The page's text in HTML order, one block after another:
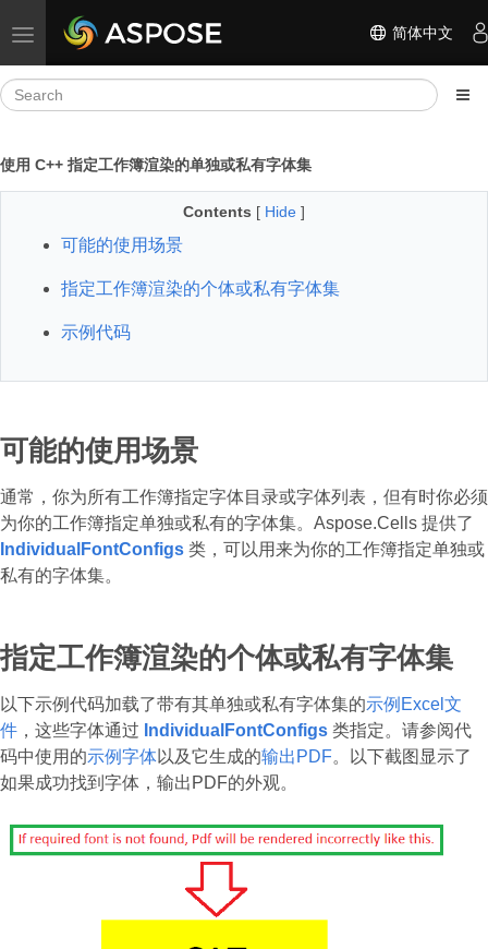
Toggle navigation 简体中文
使用 C++ 指定工作簿渲染的单独或私有字体集
Contents [ Hide ]
可能的使用场景
指定工作簿渲染的个体或私有字体集
示例代码
可能的使用场景
通常，你为所有工作簿指定字体目录或字体列表，但有时你必须
为你的工作簿指定单独或私有的字体集。Aspose.Cells 提供了
IndividualFontConfigs 类，可以用来为你的工作簿指定单独或
私有的字体集。
指定工作簿渲染的个体或私有字体集
以下示例代码加载了带有其单独或私有字体集的示例Excel文
件 ，这些字体通过 IndividualFontConfigs 类指定。请参阅代
码中使用的示例字体以及它生成的输出PDF。以下截图显示了
如果成功找到字体，输出PDF的外观。